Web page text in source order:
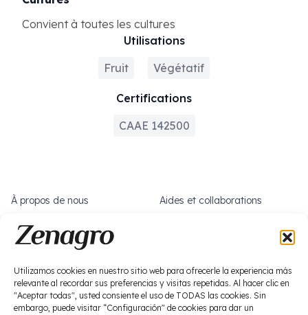
Utilizamos cookies en nuestro sitio web para ofrecerle la experiencia más
relevante al recordar sus preferencias y visitas repetidas. Al hacer clic en
"Aceptar todas", usted consiente el uso de TODAS las cookies. Sin
embargo, puede visitar “Configuración" de cookies para dar un
Convient à toutes les cultures
Utilisations
Fruit
Végétatif
Certifications
CAAE 142500
À propos de nous
Que faisons-nous ?
Aides et collaborations
Biostimulation
Macronutrition
Produits phytosanitaires
Zéro déchet